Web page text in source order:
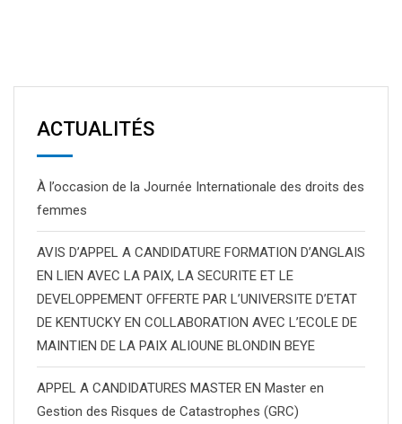
ACTUALITÉS
À l’occasion de la Journée Internationale des droits des
femmes
AVIS D’APPEL A CANDIDATURE FORMATION D’ANGLAIS
EN LIEN AVEC LA PAIX, LA SECURITE ET LE
DEVELOPPEMENT OFFERTE PAR L’UNIVERSITE D’ETAT
DE KENTUCKY EN COLLABORATION AVEC L’ECOLE DE
MAINTIEN DE LA PAIX ALIOUNE BLONDIN BEYE
APPEL A CANDIDATURES MASTER EN Master en
Gestion des Risques de Catastrophes (GRC)